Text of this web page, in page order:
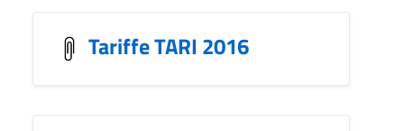
Tariffe TARI 2016